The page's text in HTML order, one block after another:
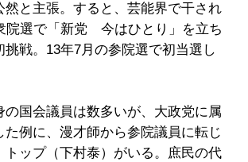
然と主張。すると、芸能界で干され
院選で「新党 今はひとり」を立ち
挑戦。13年7月の参院選で初当選し
国会議員は数多いが、大政党に属
た例に、漫才師から参院議員に転じ
トップ（下村泰）がいる。庶民の代